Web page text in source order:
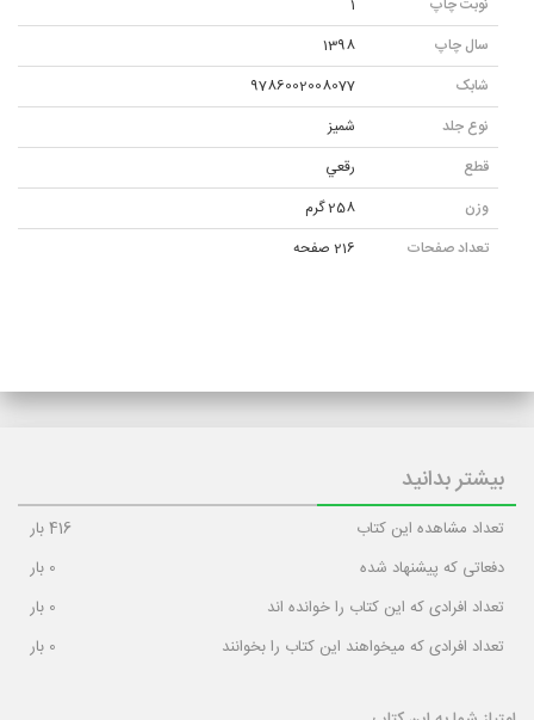
نوبت چاپ
1
سال چاپ
1398
شابک
9786002008077
نوع جلد
شميز
قطع
رقعي
وزن
258 گرم
تعداد صفحات
216 صفحه
بیشتر بدانید
تعداد مشاهده این کتاب 416بار
دفعاتی که پیشنهاد شده
0 بار
تعداد افرادی که این کتاب را خوانده اند
0 بار
تعداد افرادی که میخواهند این کتاب را بخوانند
0 بار